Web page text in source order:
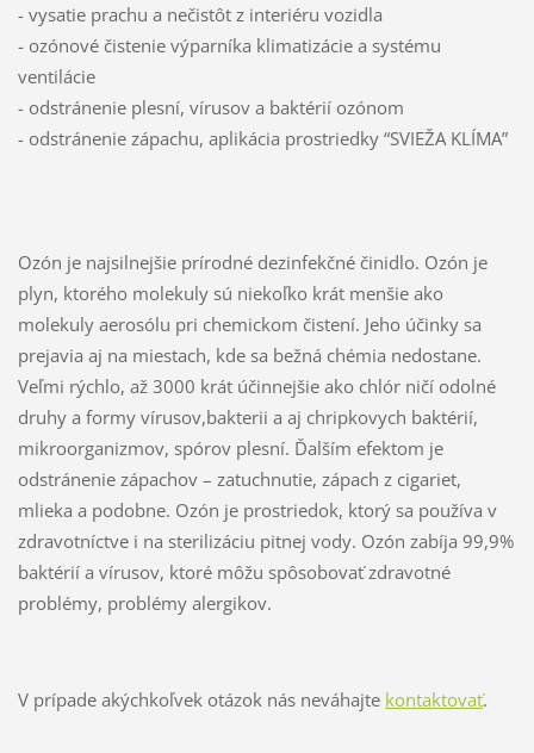
- vysatie prachu a nečistôt z interiéru vozidla
- ozónové čistenie výparníka klimatizácie a systému
ventilácie
- odstránenie plesní, vírusov a baktérií ozónom
- odstránenie zápachu, aplikácia prostriedky “SVIEŽA KLÍMA”
Ozón je najsilnejšie prírodné dezinfekčné činidlo. Ozón je
plyn, ktorého molekuly sú niekoľko krát menšie ako
molekuly aerosólu pri chemickom čistení. Jeho účinky sa
prejavia aj na miestach, kde sa bežná chémia nedostane.
Veľmi rýchlo, až 3000 krát účinnejšie ako chlór ničí odolné
druhy a formy vírusov,bakterii a aj chripkovych baktérií,
mikroorganizmov, spórov plesní. Ďalším efektom je
odstránenie zápachov – zatuchnutie, zápach z cigariet,
mlieka a podobne. Ozón je prostriedok, ktorý sa používa v
zdravotníctve i na sterilizáciu pitnej vody. Ozón zabíja 99,9%
baktérií a vírusov, ktoré môžu spôsobovať zdravotné
problémy, problémy alergikov.
V prípade akýchkoľvek otázok nás neváhajte kontaktovať.